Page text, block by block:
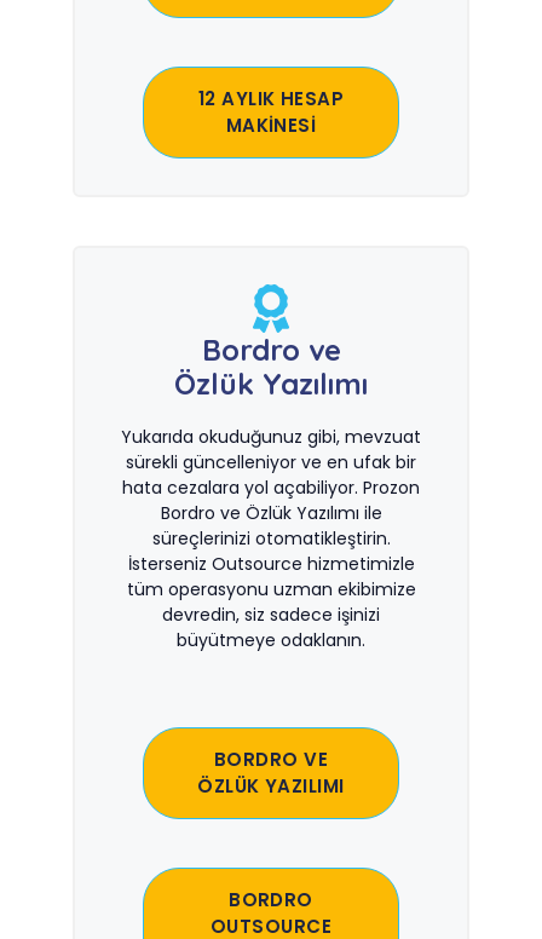
12 AYLIK HESAP
MAKİNESİ
Bordro ve
Özlük Yazılımı
Yukarıda okuduğunuz gibi, mevzuat
sürekli güncelleniyor ve en ufak bir
hata cezalara yol açabiliyor. Prozon
Bordro ve Özlük Yazılımı ile
süreçlerinizi otomatikleştirin.
İsterseniz Outsource hizmetimizle
tüm operasyonu uzman ekibimize
devredin, siz sadece işinizi
büyütmeye odaklanın.
BORDRO VE
ÖZLÜK YAZILIMI
BORDRO
OUTSOURCE